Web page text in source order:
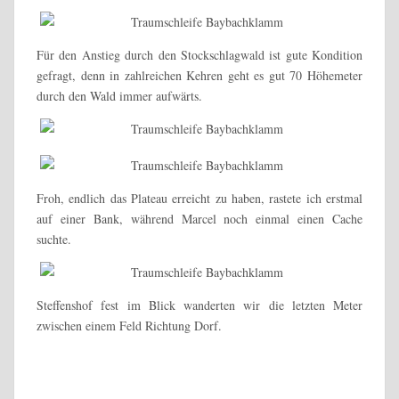
Für den Anstieg durch den Stockschlagwald ist gute Kondition
gefragt, denn in zahlreichen Kehren geht es gut 70 Höhemeter
durch den Wald immer aufwärts.
Froh, endlich das Plateau erreicht zu haben, rastete ich erstmal
auf einer Bank, während Marcel noch einmal einen Cache
suchte.
Steffenshof fest im Blick wanderten wir die letzten Meter
zwischen einem Feld Richtung Dorf.